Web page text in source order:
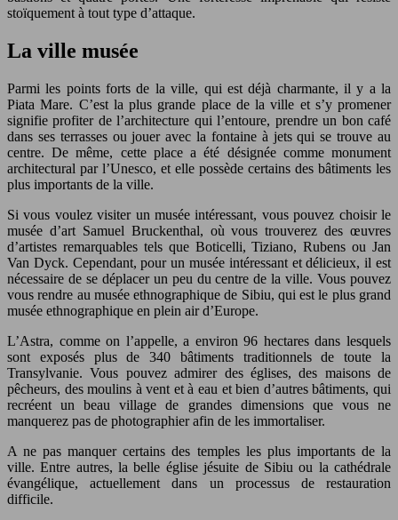
stoïquement à tout type d’attaque.
La ville musée
Parmi les points forts de la ville, qui est déjà charmante, il y a la
Piata Mare. C’est la plus grande place de la ville et s’y promener
signifie profiter de l’architecture qui l’entoure, prendre un bon café
dans ses terrasses ou jouer avec la fontaine à jets qui se trouve au
centre. De même, cette place a été désignée comme monument
architectural par l’Unesco, et elle possède certains des bâtiments les
plus importants de la ville.
Si vous voulez visiter un musée intéressant, vous pouvez choisir le
musée d’art Samuel Bruckenthal, où vous trouverez des œuvres
d’artistes remarquables tels que Boticelli, Tiziano, Rubens ou Jan
Van Dyck. Cependant, pour un musée intéressant et délicieux, il est
nécessaire de se déplacer un peu du centre de la ville. Vous pouvez
vous rendre au musée ethnographique de Sibiu, qui est le plus grand
musée ethnographique en plein air d’Europe.
L’Astra, comme on l’appelle, a environ 96 hectares dans lesquels
sont exposés plus de 340 bâtiments traditionnels de toute la
Transylvanie. Vous pouvez admirer des églises, des maisons de
pêcheurs, des moulins à vent et à eau et bien d’autres bâtiments, qui
recréent un beau village de grandes dimensions que vous ne
manquerez pas de photographier afin de les immortaliser.
A ne pas manquer certains des temples les plus importants de la
ville. Entre autres, la belle église jésuite de Sibiu ou la cathédrale
évangélique, actuellement dans un processus de restauration
difficile.